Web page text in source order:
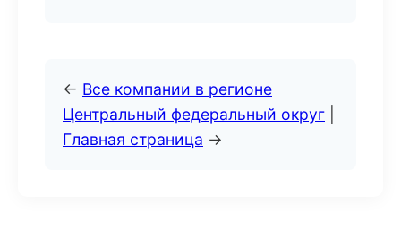
← Все компании в регионе
Центральный федеральный округ
Главная страница →